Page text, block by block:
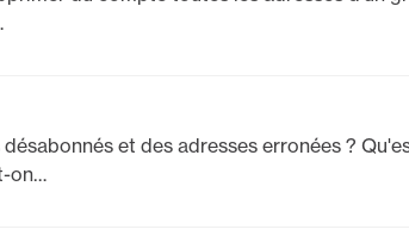
et des adresses erronées ?
on…